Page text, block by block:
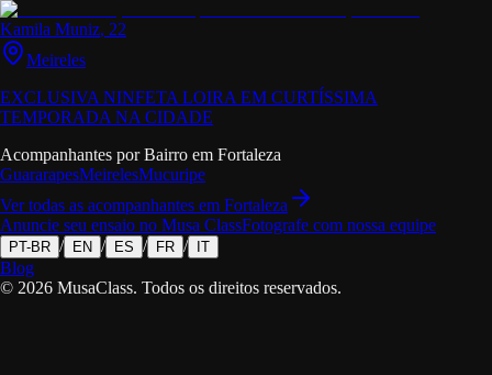
Kamila Muniz, 22
Meireles
EXCLUSIVA NINFETA LOIRA EM CURTÍSSIMA
TEMPORADA NA CIDADE
Acompanhantes por Bairro em Fortaleza
GuararapesMeirelesMucuripe
Ver todas as acompanhantes em Fortaleza
Anuncie seu ensaio no Musa ClassFotografe com nossa equipe
PT-BR / EN / ES / FR / IT
Blog
© 2026 MusaClass. Todos os direitos reservados.